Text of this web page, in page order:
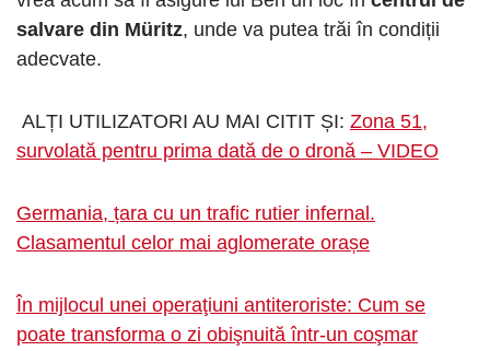
salvare din Müritz, unde va putea trăi în condiții
adecvate.
ALȚI UTILIZATORI AU MAI CITIT ȘI: Zona 51,
survolată pentru prima dată de o dronă – VIDEO
Germania, țara cu un trafic rutier infernal.
Clasamentul celor mai aglomerate orașe
În mijlocul unei operaţiuni antiteroriste: Cum se
poate transforma o zi obişnuită într-un coşmar